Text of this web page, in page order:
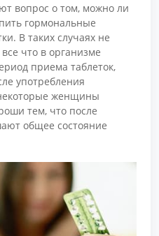
вопрос о том, можно ли
гормональные
В таких случаях не
что в организме
приема таблеток,
употребления
женщины
тем, что после
общее состояние